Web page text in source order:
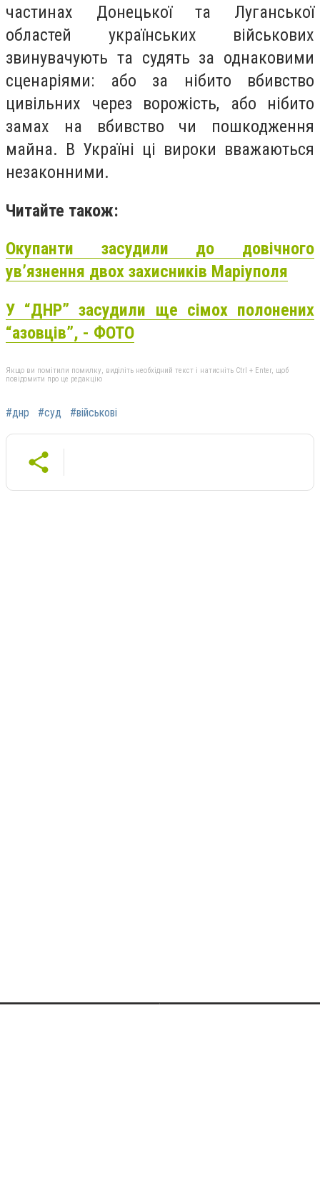
частинах Донецької та Луганської
областей українських військових
звинувачують та судять за однаковими
сценаріями: або за нібито вбивство
цивільних через ворожість, або нібито
замах на вбивство чи пошкодження
майна. В Україні ці вироки вважаються
незаконними.
Читайте також:
Окупанти засудили до довічного
ув’язнення двох захисників Маріуполя
У “ДНР” засудили ще сімох полонених
“азовців”, - ФОТО
Якщо ви помітили помилку, виділіть необхідний текст і натисніть Ctrl + Enter, щоб
повідомити про це редакцію
#днр #суд #військові